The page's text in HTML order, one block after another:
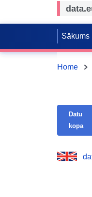
Sākums
Home
Datu
kopa